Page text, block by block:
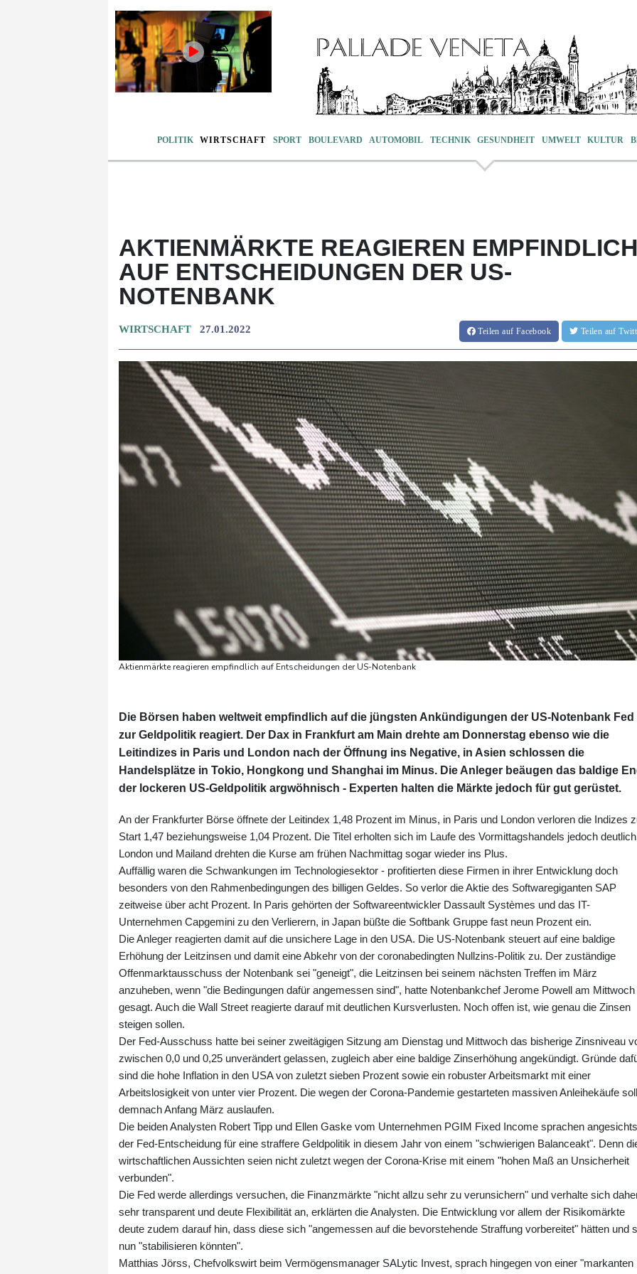
POLITIK WIRTSCHAFT SPORT BOULEVARD AUTOMOBIL TECHNIK GESUNDHEIT UMWELT KULTUR
AKTIENMÄRKTE REAGIEREN EMPFINDLICH
AUF ENTSCHEIDUNGEN DER US-
NOTENBANK
WIRTSCHAFT 27.01.2022 Teilenauf Facebook Teilen auf
Aktienmärkte reagieren empfindlich auf Entscheidungen der US-Notenbank
Die Börsen haben weltweit empfindlich auf die jüngsten Ankündigungen der US-Notenbank Fed
zur Geldpolitik reagiert. Der Dax in Frankfurt am Main drehte am Donnerstag ebenso wie die
Leitindizes in Paris und London nach der Öffnung ins Negative, in Asien schlossen die
Handelsplätze in Tokio, Hongkong und Shanghai im Minus. Die Anleger beäugen das baldige
der lockeren US-Geldpolitik argwöhnisch - Experten halten die Märkte jedoch für gut gerüstet.
An der Frankfurter Börse öffnete der Leitindex 1,48 Prozent im Minus, in Paris und London verloren die Indizes
Start 1,47 beziehungsweise 1,04 Prozent. Die Titel erholten sich im Laufe des Vormittagshandels jedoch
London und Mailand drehten die Kurse am frühen Nachmittag sogar wieder ins Plus.
Auffällig waren die Schwankungen im Technologiesektor - profitierten diese Firmen in ihrer Entwicklung doch
besonders von den Rahmenbedingungen des billigen Geldes. So verlor die Aktie des Softwaregiganten SAP
zeitweise über acht Prozent. In Paris gehörten der Softwareentwickler Dassault Systèmes und das IT-
Unternehmen Capgemini zu den Verlierern, in Japan büßte die Softbank Gruppe fast neun Prozent ein.
Die Anleger reagierten damit auf die unsichere Lage in den USA. Die US-Notenbank steuert auf eine baldige
Erhöhung der Leitzinsen und damit eine Abkehr von der coronabedingten Nullzins-Politik zu. Der zuständige
Offenmarktausschuss der Notenbank sei "geneigt", die Leitzinsen bei seinem nächsten Treffen im März
anzuheben, wenn "die Bedingungen dafür angemessen sind", hatte Notenbankchef Jerome Powell am Mittwoch
gesagt. Auch die Wall Street reagierte darauf mit deutlichen Kursverlusten. Noch offen ist, wie genau die Zinsen
steigen sollen.
Der Fed-Ausschuss hatte bei seiner zweitägigen Sitzung am Dienstag und Mittwoch das bisherige Zinsniveau
zwischen 0,0 und 0,25 unverändert gelassen, zugleich aber eine baldige Zinserhöhung angekündigt. Gründe
sind die hohe Inflation in den USA von zuletzt sieben Prozent sowie ein robuster Arbeitsmarkt mit einer
Arbeitslosigkeit von unter vier Prozent. Die wegen der Corona-Pandemie gestarteten massiven Anleihekäufe
demnach Anfang März auslaufen.
Die beiden Analysten Robert Tipp und Ellen Gaske vom Unternehmen PGIM Fixed Income sprachen angesichts
der Fed-Entscheidung für eine straffere Geldpolitik in diesem Jahr von einem "schwierigen Balanceakt". Denn
wirtschaftlichen Aussichten seien nicht zuletzt wegen der Corona-Krise mit einem "hohen Maß an Unsicherheit
verbunden".
Die Fed werde allerdings versuchen, die Finanzmärkte "nicht allzu sehr zu verunsichern" und verhalte sich
sehr transparent und deute Flexibilität an, erklärten die Analysten. Die Entwicklung vor allem der Risikomärkte
deute zudem darauf hin, dass diese sich "angemessen auf die bevorstehende Straffung vorbereitet" hätten und
nun "stabilisieren könnten".
Matthias Jörss, Chefvolkswirt beim Vermögensmanager SALytic Invest, sprach hingegen von einer "markanten